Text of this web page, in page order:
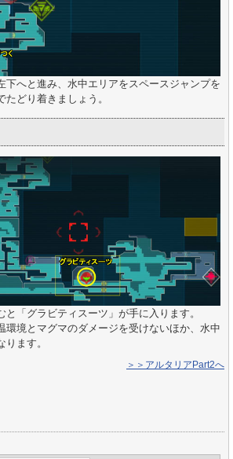
下へと進み、水中エリアをスペースジャンプを
どり着きましょう。
「グラビティスーツ」が手に入ります。
環境とマグマのダメージを受けないほか、水中
ます。
＞＞アルタリアPart2へ